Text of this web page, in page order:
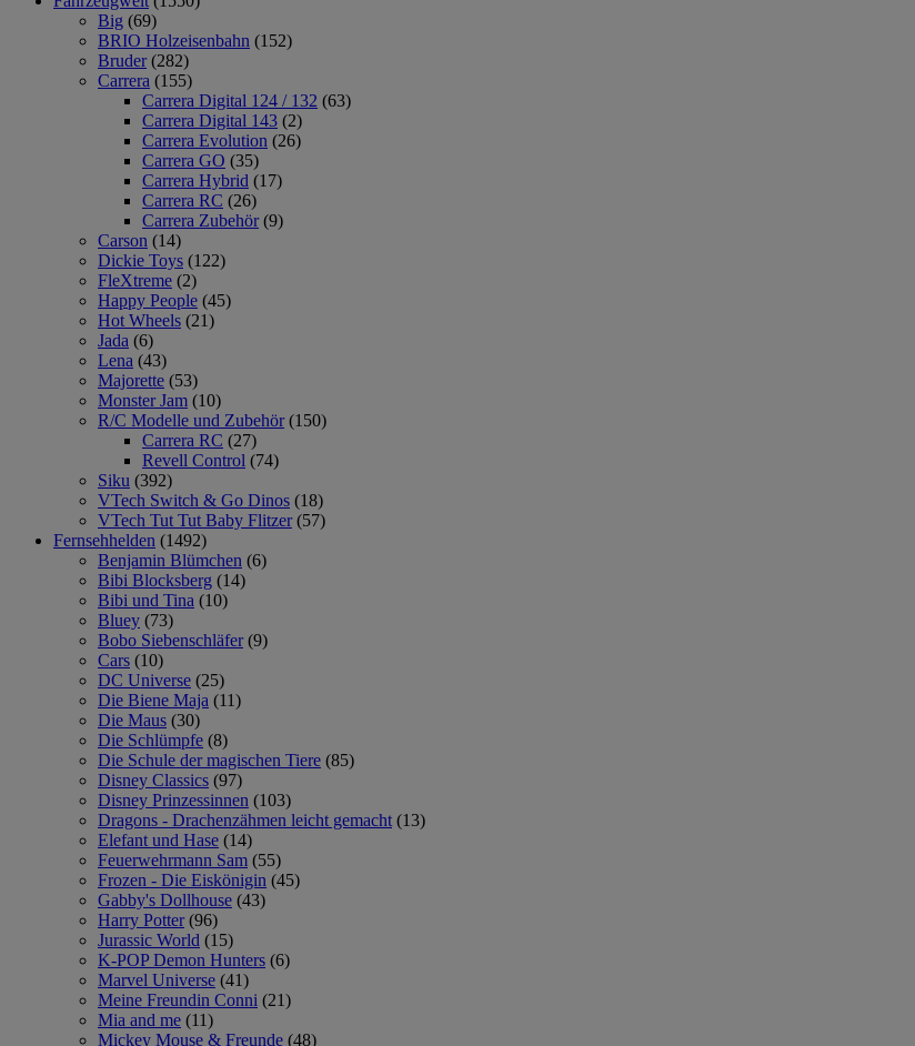
Big (69)
BRIO Holzeisenbahn (152)
Bruder (282)
Carrera (155)
Carrera Digital 124 / 132 (63)
Carrera Digital 143 (2)
Carrera Evolution (26)
Carrera GO (35)
Carrera Hybrid (17)
Carrera RC (26)
Carrera Zubehör (9)
Carson (14)
Dickie Toys (122)
FleXtreme (2)
Happy People (45)
Hot Wheels (21)
Jada (6)
Lena (43)
Majorette (53)
Monster Jam (10)
R/C Modelle und Zubehör (150)
Carrera RC (27)
Revell Control (74)
Siku (392)
VTech Switch & Go Dinos (18)
VTech Tut Tut Baby Flitzer (57)
Fernsehhelden (1492)
Benjamin Blümchen (6)
Bibi Blocksberg (14)
Bibi und Tina (10)
Bluey (73)
Bobo Siebenschläfer (9)
Cars (10)
DC Universe (25)
Die Biene Maja (11)
Die Maus (30)
Die Schlümpfe (8)
Die Schule der magischen Tiere (85)
Disney Classics (97)
Disney Prinzessinnen (103)
Dragons - Drachenzähmen leicht gemacht (13)
Elefant und Hase (14)
Feuerwehrmann Sam (55)
Frozen - Die Eiskönigin (45)
Gabby's Dollhouse (43)
Harry Potter (96)
Jurassic World (15)
K-POP Demon Hunters (6)
Marvel Universe (41)
Meine Freundin Conni (21)
Mia and me (11)
Mickey Mouse & Freunde (48)